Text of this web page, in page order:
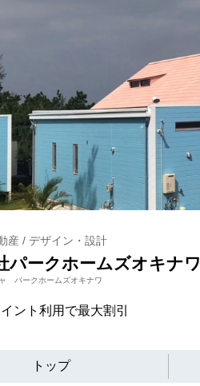
産 / デザイン・設計
パークホームズオキナワ
パークホームズオキナワ
ント利用で最大割引
トップ